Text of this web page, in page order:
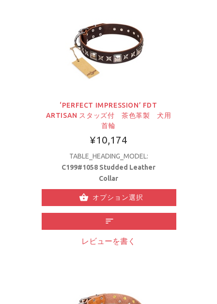
‘PERFECT IMPRESSION’ FDT
ARTISAN スタッズ付 茶色革製 犬用
首輪
¥10,174
TABLE_HEADING_MODEL:
C199#1058 Studded Leather
Collar
オプション選択
レビューを書く